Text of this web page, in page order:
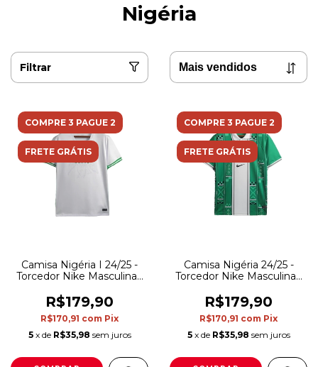
Nigéria
Filtrar
COMPRE 3 PAGUE 2
FRETE GRÁTIS
Camisa Nigéria I 24/25 -
Torcedor Nike Masculina -
verde
R$179,90
R$170,91 com Pix
5 x de R$35,98 sem juros
COMPRE 3 PAGUE 2
FRETE GRÁTIS
Camisa Nigéria 24/25 -
Torcedor Nike Masculina -
R$179,90
R$170,91 com Pix
5 x de R$35,98 sem juros